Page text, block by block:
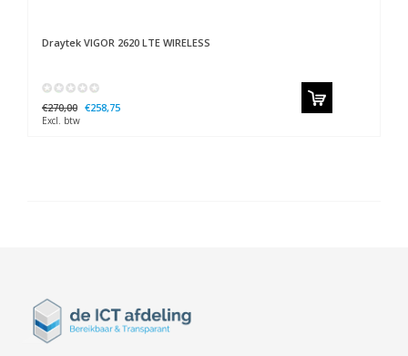
Draytek VIGOR 2620 LTE WIRELESS
€270,00 €258,75
Excl. btw